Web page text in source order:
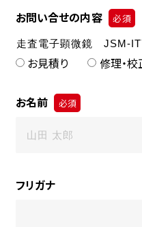
お問い合せの内容 必須
お見積り 修理・校
お名前 必須
フリガナ